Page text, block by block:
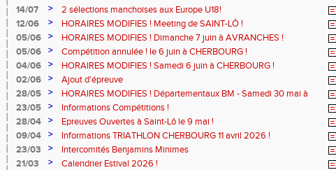
14/07 >
2 sélections manchoises aux Europe U18!
12/06
>
HORAIRES MODIFIES ! Meeting de SAINT-LÔ !
05/06
>
HORAIRES MODIFIES ! Dimanche 7 juin à AVRANCHES !
05/06
>
Compétition annulée ! le 6 juin à CHERBOURG !
04/06
>
HORAIRES MODIFIES ! Samedi 6 juin à CHERBOURG !
02/06
>
Ajout d'épreuve
28/05
>
HORAIRES MODIFIES ! Départementaux BM - Samedi 30 mai à
SAINT-LÔ
23/05 >
Informations Compétitions !
28/04
>
Epreuves Ouvertes à Saint-Lô le 9 mai !
09/04
>
Informations TRIATHLON CHERBOURG 11 avril 2026 !
23/03
>
Intercomités Benjamins Minimes
21/03
>
Calendrier Estival 2026 !